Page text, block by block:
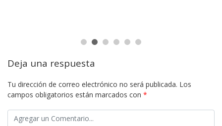
Deja una respuesta
Tu dirección de correo electrónico no será publicada. Los
campos obligatorios están marcados con *